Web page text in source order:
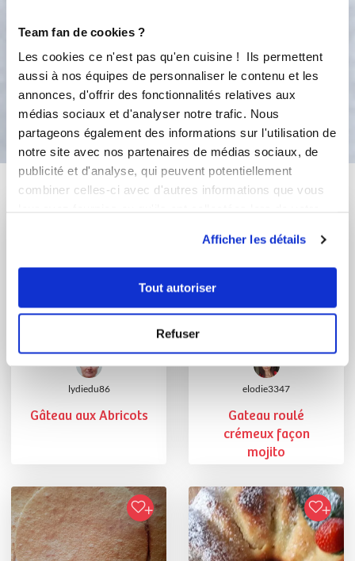
Team fan de cookies ?
Les cookies ce n'est pas qu'en cuisine ! Ils permettent
aussi à nos équipes de personnaliser le contenu et les
annonces, d'offrir des fonctionnalités relatives aux
médias sociaux et d'analyser notre trafic. Nous
partageons également des informations sur l'utilisation de
notre site avec nos partenaires de médias sociaux, de
publicité et d'analyse, qui peuvent potentiellement
combiner celles-ci avec d'autres informations que vous
Afficher les détails
Tout autoriser
Refuser
blancs d'oeuf au lieu des 2 oeufs
Bon appétit !
Vous aimerez aussi ...
lydiedu86
Gâteau aux Abricots
elodie3347
Gateau roulé
crémeux façon
mojito